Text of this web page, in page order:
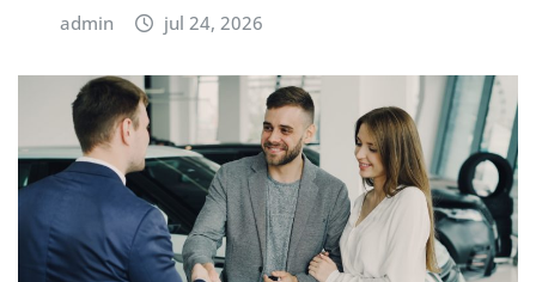
admin jul 24, 2026